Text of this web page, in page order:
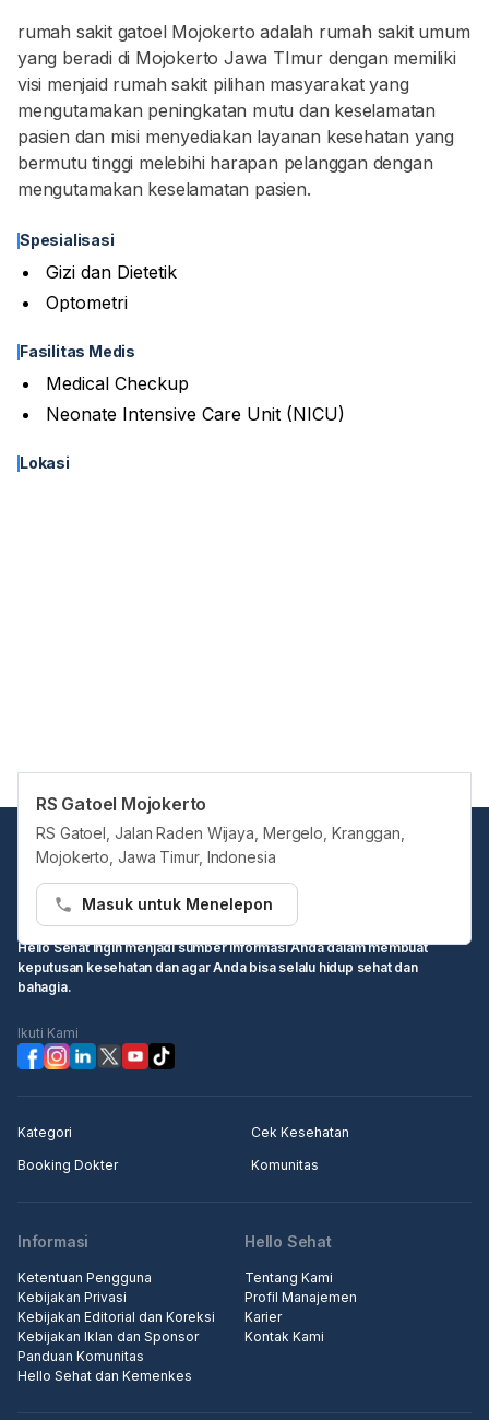
rumah sakit gatoel Mojokerto adalah rumah sakit umum
yang beradi di Mojokerto Jawa TImur dengan memiliki
visi menjaid rumah sakit pilihan masyarakat yang
mengutamakan peningkatan mutu dan keselamatan
pasien dan misi menyediakan layanan kesehatan yang
bermutu tinggi melebihi harapan pelanggan dengan
mengutamakan keselamatan pasien.
Spesialisasi
Gizi dan Dietetik
Optometri
Fasilitas Medis
Medical Checkup
Neonate Intensive Care Unit (NICU)
Lokasi
RS Gatoel Mojokerto
RS Gatoel, Jalan Raden Wijaya, Mergelo, Kranggan,
Mojokerto, Jawa Timur, Indonesia
Masuk untuk Menelepon
Hello Sehat ingin menjadi sumber informasi Anda dalam membuat
keputusan kesehatan dan agar Anda bisa selalu hidup sehat dan
bahagia.
Ikuti Kami
Kategori
Cek Kesehatan
Booking Dokter
Komunitas
Informasi
Ketentuan Pengguna
Kebijakan Privasi
Kebijakan Editorial dan Koreksi
Kebijakan Iklan dan Sponsor
Panduan Komunitas
Hello Sehat dan Kemenkes
Hello Sehat
Tentang Kami
Profil Manajemen
Karier
Kontak Kami